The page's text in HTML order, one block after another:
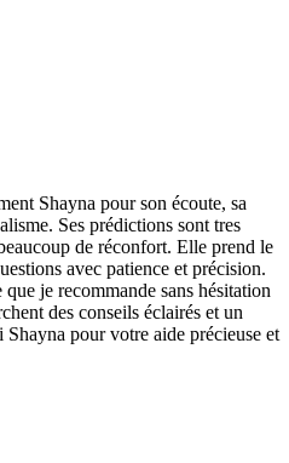
Shayna pour son écoute, sa
Ses prédictions sont tres
de réconfort. Elle prend le
avec patience et précision.
je recommande sans hésitation
des conseils éclairés et un
pour votre aide précieuse et